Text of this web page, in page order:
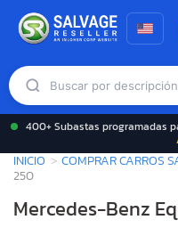
400+ Subastas programadas
INICIO COMPRAR CARROS
250
Mercedes-Benz